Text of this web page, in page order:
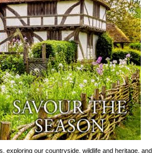
exploring our countryside, wildlife and heritage,